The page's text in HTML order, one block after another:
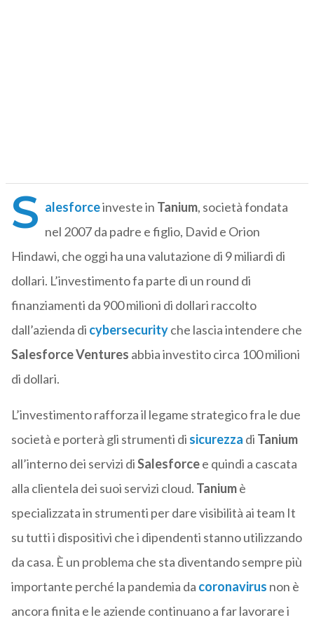
S alesforceinveste in Tanium, società fondata
nel 2007 da padre e figlio, David e Orion
Hindawi, che oggi ha una valutazione di 9 miliardi di
dollari. L’investimento fa parte di un round di
finanziamenti da 900 milioni di dollari raccolto
dall’azienda di cybersecurityche lascia intendere che
SalesforceVentures abbia investito circa 100 milioni
di dollari.
L’investimento rafforza il legame strategico fra le due
società e porterà gli strumenti di sicurezza di Tanium
all’interno dei servizi diSalesforcee quindi a cascata
alla clientela dei suoi servizi cloud. Taniumè
specializzata in strumenti per dare visibilità ai team It
su tutti i dispositivi che i dipendenti stanno utilizzando
da casa. È un problema che sta diventando sempre più
importante perché la pandemia da coronavirus non è
ancora finita e le aziende continuano a far lavorare i